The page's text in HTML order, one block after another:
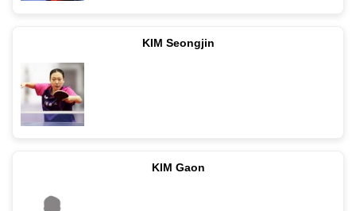
KIM Seongjin
KIM Gaon